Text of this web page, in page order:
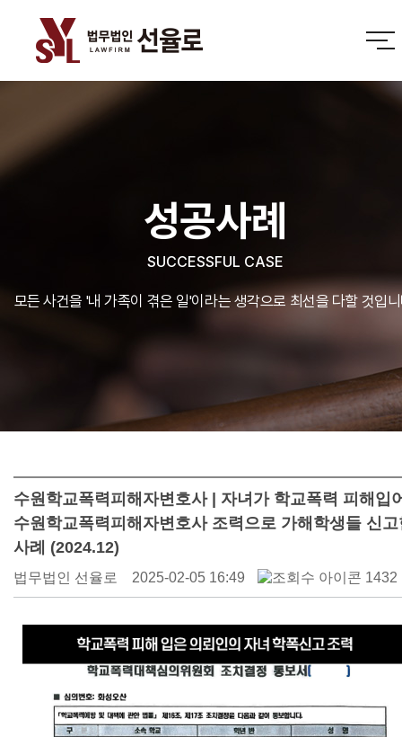
성공사례
SUCCESSFUL CASE
모든 사건을 '내 가족이 겪은 일'이라는 생각으로 최선을 다할 것입
수원학교폭력피해자변호사 | 자녀가 학교폭력 피해입
수원학교폭력피해자변호사 조력으로 가해학생들 신고
사례 (2024.12)
법무법인 선율로 2025-02-05 16:49 1432